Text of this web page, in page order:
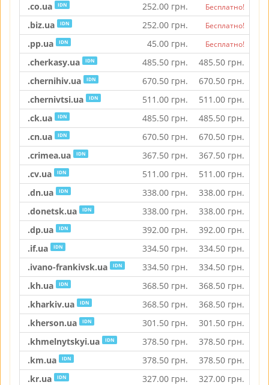
.co.ua
IDN 252.00 грн. Бесплатно!
.biz.ua
IDN 252.00 грн. Бесплатно!
.pp.ua
IDN 45.00 грн. Бесплатно!
.cherkasy.ua
IDN 485.50 грн. 485.50 грн.
.chernihiv.ua
IDN 670.50 грн. 670.50 грн.
.chernivtsi.ua
IDN 511.00 грн. 511.00 грн.
.ck.ua
IDN 485.50 грн. 485.50 грн.
.cn.ua
IDN 670.50 грн. 670.50 грн.
.crimea.ua
IDN 367.50 грн. 367.50 грн.
.cv.ua
IDN 511.00 грн. 511.00 грн.
.dn.ua
IDN 338.00 грн. 338.00 грн.
.donetsk.ua
IDN 338.00 грн. 338.00 грн.
.dp.ua
IDN 392.00 грн. 392.00 грн.
.if.ua
IDN 334.50 грн. 334.50 грн.
.ivano-frankivsk.ua
IDN 334.50 грн. 334.50 грн.
.kh.ua
IDN 368.50 грн. 368.50 грн.
.kharkiv.ua
IDN 368.50 грн. 368.50 грн.
.kherson.ua
IDN 301.50 грн. 301.50 грн.
.khmelnytskyi.ua
IDN 378.50 грн. 378.50 грн.
.km.ua
IDN 378.50 грн. 378.50 грн.
.kr.ua
IDN 327.00 грн. 327.00 грн.